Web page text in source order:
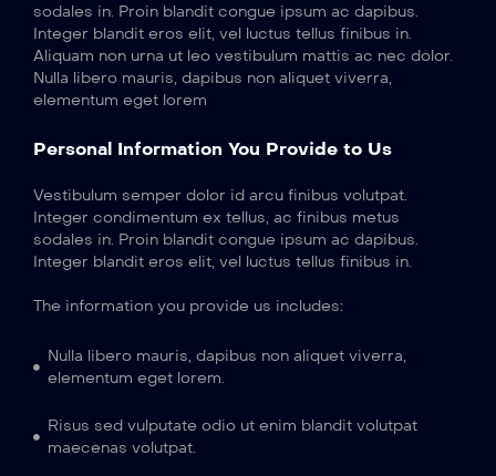
sodales in. Proin blandit congue ipsum ac dapibus.
Integer blandit eros elit, vel luctus tellus finibus in.
Aliquam non urna ut leo vestibulum mattis ac nec dolor.
Nulla libero mauris, dapibus non aliquet viverra,
elementum eget lorem
Personal Information You Provide to Us
Vestibulum semper dolor id arcu finibus volutpat.
Integer condimentum ex tellus, ac finibus metus
sodales in. Proin blandit congue ipsum ac dapibus.
Integer blandit eros elit, vel luctus tellus finibus in.
The information you provide us includes:
Nulla libero mauris, dapibus non aliquet viverra,
elementum eget lorem.
Risus sed vulputate odio ut enim blandit volutpat
maecenas volutpat.